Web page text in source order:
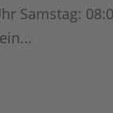
Samstag: